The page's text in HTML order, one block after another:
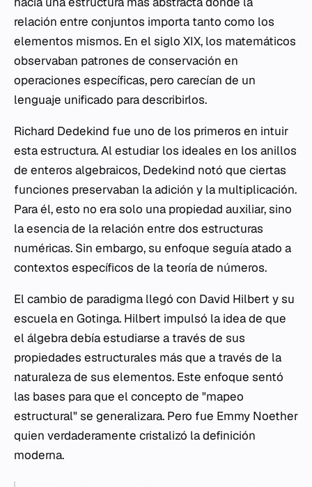
relación entre conjuntos importa tanto como los
elementos mismos. En el siglo XIX, los matemáticos
observaban patrones de conservación en
operaciones específicas, pero carecían de un
lenguaje unificado para describirlos.
Richard Dedekind fue uno de los primeros en intuir
esta estructura. Al estudiar los ideales en los anillos
de enteros algebraicos, Dedekind notó que ciertas
funciones preservaban la adición y la multiplicación.
Para él, esto no era solo una propiedad auxiliar, sino
la esencia de la relación entre dos estructuras
numéricas. Sin embargo, su enfoque seguía atado a
contextos específicos de la teoría de números.
El cambio de paradigma llegó con David Hilbert y su
escuela en Gotinga. Hilbert impulsó la idea de que
el álgebra debía estudiarse a través de sus
propiedades estructurales más que a través de la
naturaleza de sus elementos. Este enfoque sentó
las bases para que el concepto de "mapeo
estructural" se generalizara. Pero fue Emmy Noether
quien verdaderamente cristalizó la definición
moderna.